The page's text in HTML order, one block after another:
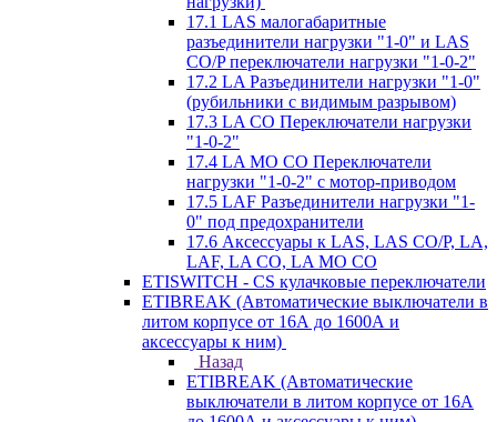
17.1 LAS малогабаритные
разъединители нагрузки "1-0" и LAS
CO/P переключатели нагрузки "1-0-2"
17.2 LA Разъединители нагрузки "1-0"
(рубильники с видимым разрывом)
17.3 LA CO Переключатели нагрузки
"1-0-2"
17.4 LA MO CO Переключатели
нагрузки "1-0-2" с мотор-приводом
17.5 LAF Разъединители нагрузки "1-
0" под предохранители
17.6 Аксессуары к LAS, LAS CO/P, LA,
LAF, LA CO, LA MO CO
ETISWITCH - CS кулачковые переключатели
ETIBREAK (Автоматические выключатели в
литом корпусе от 16А до 1600А и
аксессуары к ним)
Назад
ETIBREAK (Автоматические
выключатели в литом корпусе от 16А